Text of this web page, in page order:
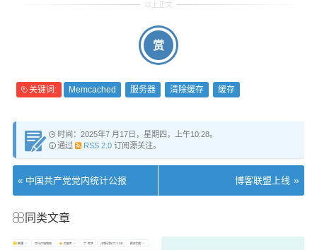
赏
关键词: Memcached 服务器 清除缓存 缓存
时间：2025年7 月17日，星期四，上午10:28。
通过
RSS 2.0订阅源关注。
« 中国共产党党内统计公报 博客联盟上线 »
同类文章